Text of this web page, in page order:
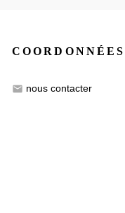
COORDONNÉES
email nous contacter